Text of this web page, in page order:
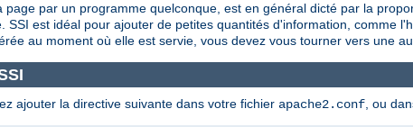
par un programme quelconque, est en général dicté par la
est idéal pour ajouter de petites quantités d'information, comme
au moment où elle est servie, vous devez vous tourner vers une
ajouter la directive suivante dans votre fichier apache2.conf, ou